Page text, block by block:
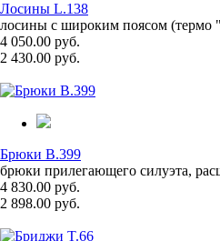
Лосины L.138
лосины с широким поясом (термо
4 050.00 руб.
2 430.00 руб.
Брюки B.399
брюки прилегающего силуэта,
4 830.00 руб.
2 898.00 руб.